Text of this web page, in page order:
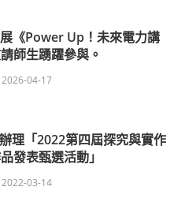
展《Power Up！未來電力講
師生踴躍參與。
2026-04-17
理「2022第四屆探究與實作
發表甄選活動」
2022-03-14